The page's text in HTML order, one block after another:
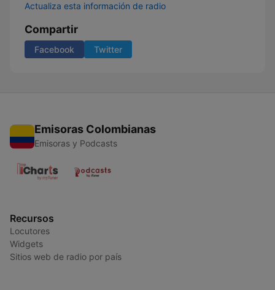
Actualiza esta información de radio
Compartir
Facebook Twitter
Emisoras Colombianas
Emisoras y Podcasts
Recursos
Locutores
Widgets
Sitios web de radio por país